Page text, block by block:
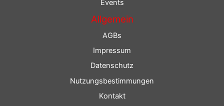
Events
Allgemein
AGBs
Impressum
Datenschutz
Nutzungsbestimmungen
Kontakt